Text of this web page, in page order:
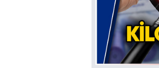
Oynat Sesi
Aç
Süre
0:00
Yüklendi:
0.23%